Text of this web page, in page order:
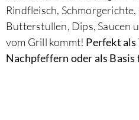
Rindfleisch,
Butterstullen, Dips, Saucen
vom Grill kommt! Perfekt als
Nachpfeffern oder als